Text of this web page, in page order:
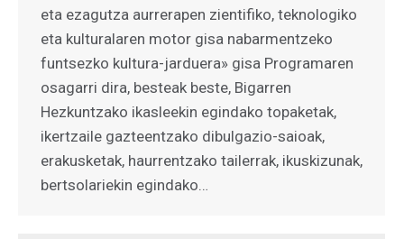
eta ezagutza aurrerapen zientifiko, teknologiko
eta kulturalaren motor gisa nabarmentzeko
funtsezko kultura-jarduera» gisa Programaren
osagarri dira, besteak beste, Bigarren
Hezkuntzako ikasleekin egindako topaketak,
ikertzaile gazteentzako dibulgazio-saioak,
erakusketak, haurrentzako tailerrak, ikuskizunak,
bertsolariekin egindako…